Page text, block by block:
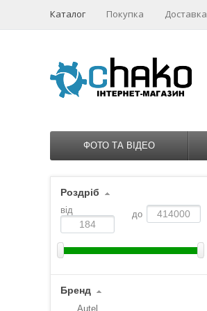
Каталог Покупка Доставка
ФОТО ТА ВІДЕО
Роздріб
від до
Бренд
Autel